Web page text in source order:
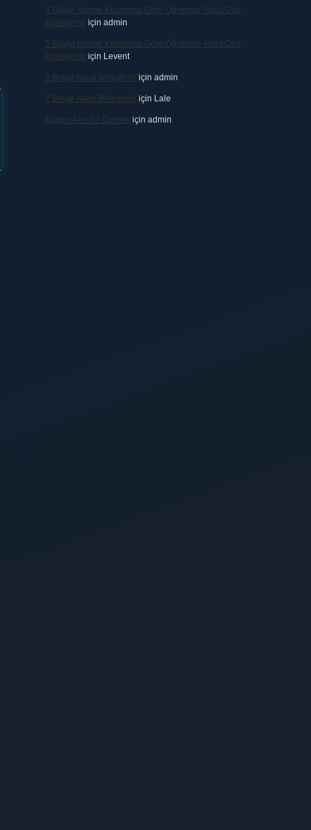
3 Bilgiyi Işleme Kuramına Göre Öğrenme Nasıl Olur
Açıklayınız için admin
3 Bilgiyi Işleme Kuramına Göre Öğrenme Nasıl Olur
Açıklayınız için Levent
2 Belge Nasıl Birleştiriliriçin admin
2 Belge Nasıl Birleştiriliriçin Lale
Baskın Alel Ne Demek için admin